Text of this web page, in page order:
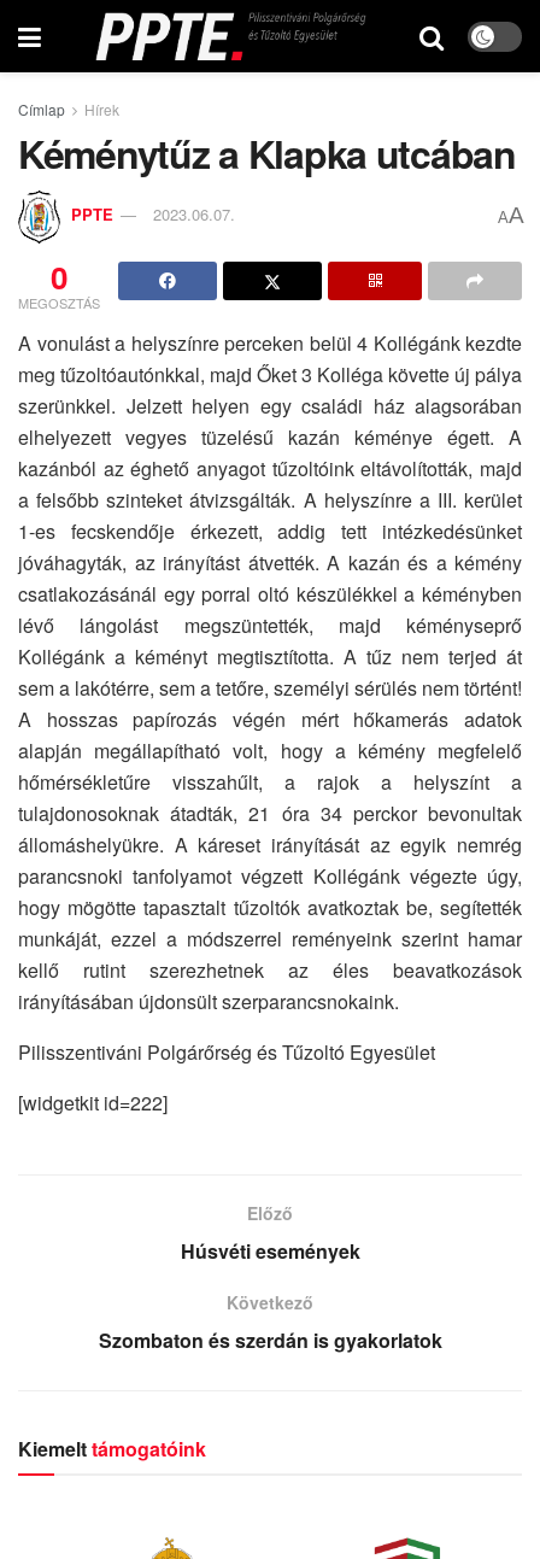
Címlap Hírek
Kéménytűz a Klapka utcában
PPTE 2023.06.07. AA
0
MEGOSZTÁS
A vonulást a helyszínre perceken belül 4 Kollégánk kezdte
meg tűzoltóautónkkal, majd Őket 3 Kolléga követte új pálya
szerünkkel. Jelzett helyen egy családi ház alagsorában
elhelyezett vegyes tüzelésű kazán kéménye égett. A
kazánból az éghető anyagot tűzoltóink eltávolították, majd
a felsőbb szinteket átvizsgálták. A helyszínre a III. kerület
1-es fecskendője érkezett, addig tett intézkedésünket
jóváhagyták, az irányítást átvették. A kazán és a kémény
csatlakozásánál egy porral oltó készülékkel a kéményben
lévő lángolást megszüntették, majd kéményseprő
Kollégánk a kéményt megtisztította. A tűz nem terjed át
sem a lakótérre, sem a tetőre, személyi sérülés nem történt!
A hosszas papírozás végén mért hőkamerás adatok
alapján megállapítható volt, hogy a kémény megfelelő
hőmérsékletűre visszahűlt, a rajok a helyszínt a
tulajdonosoknak átadták, 21 óra 34 perckor bevonultak
állomáshelyükre. A káreset irányítását az egyik nemrég
parancsnoki tanfolyamot végzett Kollégánk végezte úgy,
hogy mögötte tapasztalt tűzoltók avatkoztak be, segítették
munkáját, ezzel a módszerrel reményeink szerint hamar
kellő rutint szerezhetnek az éles beavatkozások
irányításában újdonsült szerparancsnokaink.
Pilisszentiváni Polgárőrség és Tűzoltó Egyesület
[widgetkit id=222]
Előző
Húsvéti események
Következő
Szombaton és szerdán is gyakorlatok
Kiemelttámogatóink